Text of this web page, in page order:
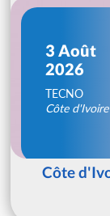
3 Août
2026
TECNO
Côte d'Ivoire
Côte